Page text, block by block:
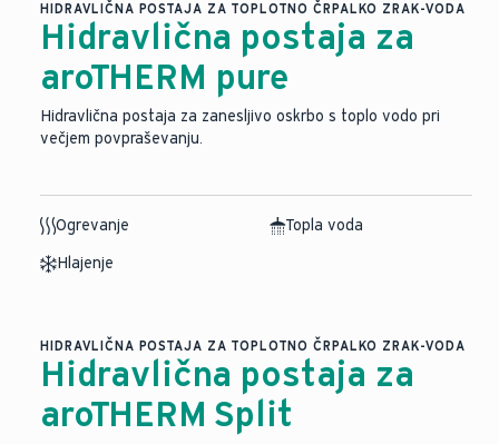
HIDRAVLIČNA POSTAJA ZA TOPLOTNO ČRPALKO ZRAK-VODA
Hidravlična postaja za
aroTHERM pure
Hidravlična postaja za zanesljivo oskrbo s toplo vodo pri
večjem povpraševanju.
Ogrevanje
Topla voda
Hlajenje
HIDRAVLIČNA POSTAJA ZA TOPLOTNO ČRPALKO ZRAK-VODA
Hidravlična postaja za
aroTHERM Split